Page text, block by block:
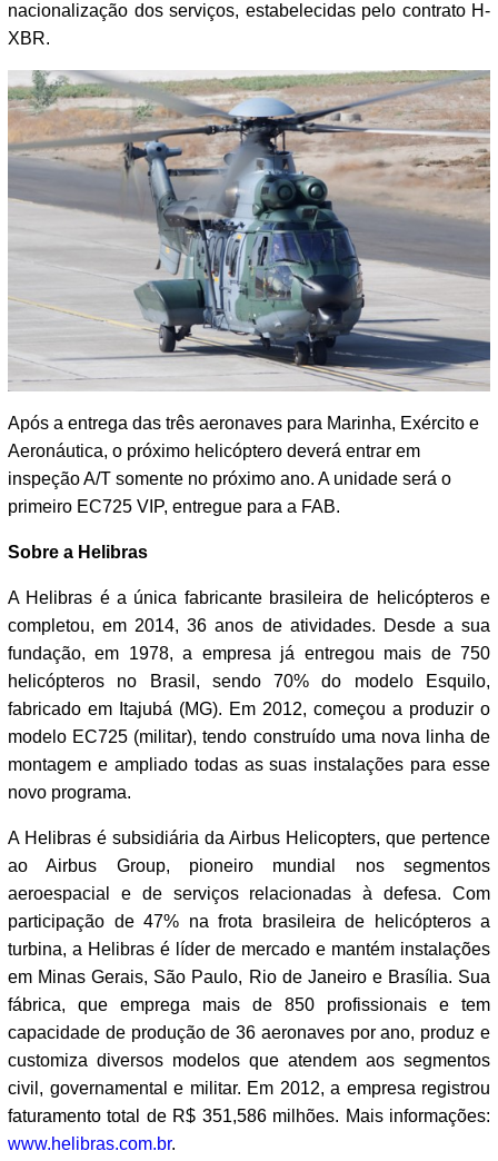
nacionalização dos serviços, estabelecidas pelo contrato H-
XBR.
Após a entrega das três aeronaves para Marinha, Exército e
Aeronáutica, o próximo helicóptero deverá entrar em
inspeção A/T somente no próximo ano. A unidade será o
primeiro EC725 VIP, entregue para a FAB.
Sobre a Helibras
A Helibras é a única fabricante brasileira de helicópteros e
completou, em 2014, 36 anos de atividades. Desde a sua
fundação, em 1978, a empresa já entregou mais de 750
helicópteros no Brasil, sendo 70% do modelo Esquilo,
fabricado em Itajubá (MG). Em 2012, começou a produzir o
modelo EC725 (militar), tendo construído uma nova linha de
montagem e ampliado todas as suas instalações para esse
novo programa.
A Helibras é subsidiária da Airbus Helicopters, que pertence
ao Airbus Group, pioneiro mundial nos segmentos
aeroespacial e de serviços relacionadas à defesa. Com
participação de 47% na frota brasileira de helicópteros a
turbina, a Helibras é líder de mercado e mantém instalações
em Minas Gerais, São Paulo, Rio de Janeiro e Brasília. Sua
fábrica, que emprega mais de 850 profissionais e tem
capacidade de produção de 36 aeronaves por ano, produz e
customiza diversos modelos que atendem aos segmentos
civil, governamental e militar. Em 2012, a empresa registrou
faturamento total de R$ 351,586 milhões. Mais informações:
www.helibras.com.br.